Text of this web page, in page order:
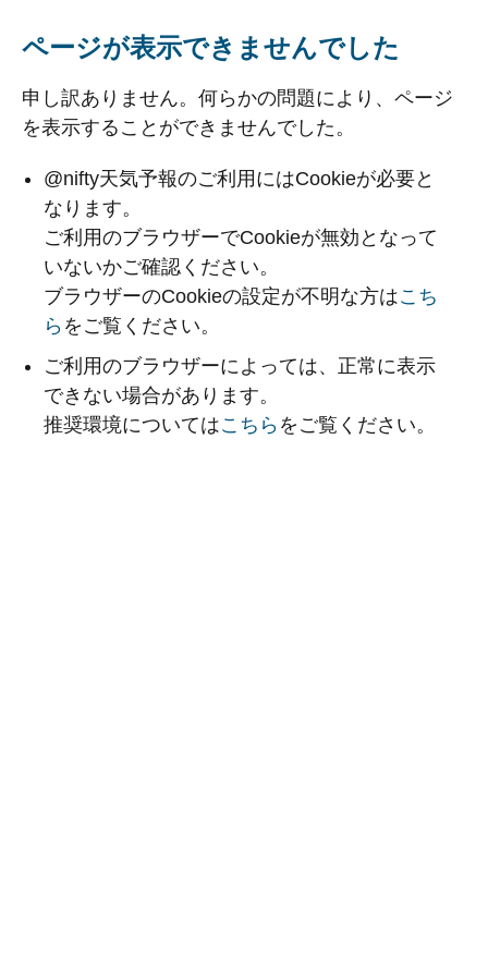
ページが表示できませんでした
申し訳ありません。何らかの問題により、ページ
を表示することができませんでした。
@nifty天気予報のご利用にはCookieが必要と
なります。
ご利用のブラウザーでCookieが無効となって
いないかご確認ください。
ブラウザーのCookieの設定が不明な方はこち
ら をご覧ください。
ご利用のブラウザーによっては、正常に表示
できない場合があります。
推奨環境についてはこちら をご覧ください。